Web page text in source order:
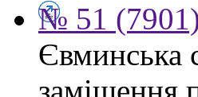
№ 51 (7901)
Євминська
заміщення